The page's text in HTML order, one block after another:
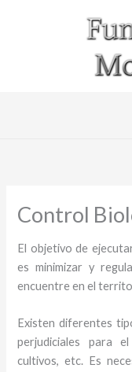
Control
El objetivo de
es minimizar y
encuentre en el
Existen diferentes
perjudiciales para
cultivos, etc. Es